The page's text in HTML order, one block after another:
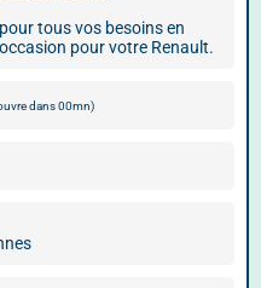
tous vos besoins en
pour votre Renault.
dans 00mn)